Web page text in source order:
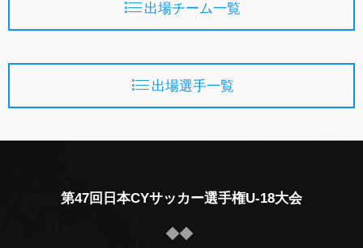
出場チーム一覧
出場選手一覧
第47回日本CYサッカー選手権U-18大会